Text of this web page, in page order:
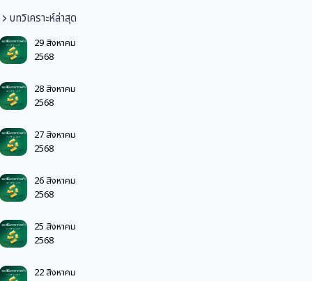
บทวิเคราะห์ล่าสุด
29 สิงหาคม
2568
28 สิงหาคม
2568
27 สิงหาคม
2568
26 สิงหาคม
2568
25 สิงหาคม
2568
22 สิงหาคม